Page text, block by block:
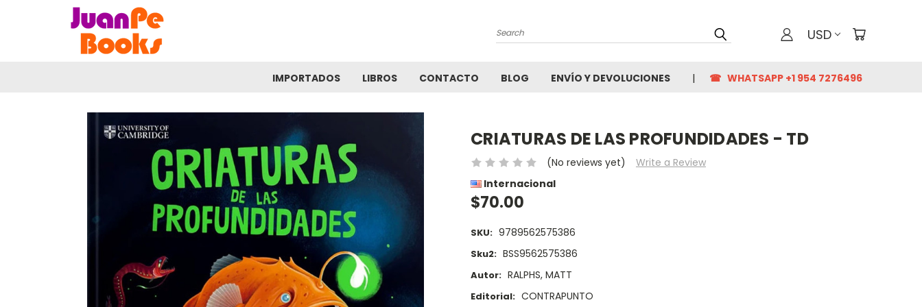
Search USD
IMPORTADOS LIBROS CONTACTO BLOG ENVÍO Y DEVOLUCIONES ☎ WHATSAPP +1 954 7276496
CRIATURAS DE LAS PROFUNDIDADES - TD
(No reviews yet)
Write a Review
Internacional
$70.00
SKU: 9789562575386
Sku2: BSS9562575386
Autor: RALPHS, MATT
Editorial: CONTRAPUNTO